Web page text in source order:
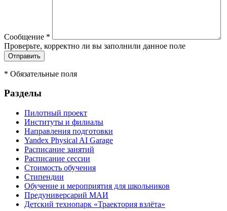
Сообщение *
Проверьте, корректно ли вы заполнили данное поле
* Обязательные поля
Разделы
Пилотный проект
Институты и филиалы
Направления подготовки
Yandex Physical AI Garage
Расписание занятий
Расписание сессии
Стоимость обучения
Стипендии
Обучение и мероприятия для школьников
Предуниверсарий МАИ
Детский технопарк «Траектория взлёта»